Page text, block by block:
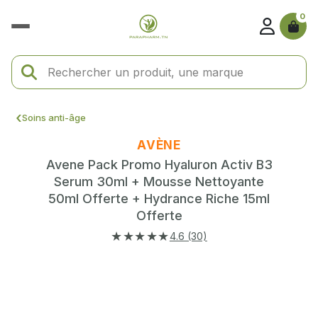
0
Soins anti-âge
AVÈNE
Avene Pack Promo Hyaluron Activ B3
Serum 30ml + Mousse Nettoyante
50ml Offerte + Hydrance Riche 15ml
Offerte
★★★★★4.6 (30)